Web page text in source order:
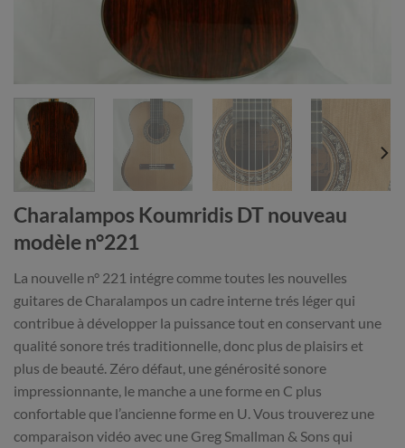
Charalampos Koumridis DT nouveau
modèle n°221
La nouvelle n° 221 intégre comme toutes les nouvelles
guitares de Charalampos un cadre interne trés léger qui
contribue à développer la puissance tout en conservant une
qualité sonore trés traditionnelle, donc plus de plaisirs et
plus de beauté. Zéro défaut, une générosité sonore
impressionnante, le manche a une forme en C plus
confortable que l’ancienne forme en U. Vous trouverez une
comparaison vidéo avec une Greg Smallman & Sons qui